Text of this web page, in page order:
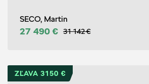
SECO, Martin
27 490 € 31 142 €
ZĽAVA 3150 €